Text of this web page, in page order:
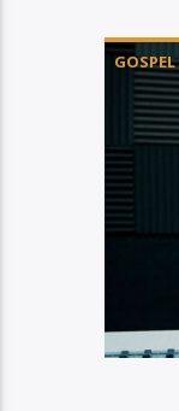
GOSPEL